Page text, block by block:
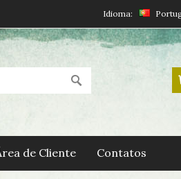
Idioma:
de Cliente Contatos